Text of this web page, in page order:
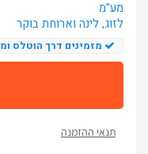
מע"מ
לזוג, לינה וארוחת בוקר
מזמינים דרך הוטלס
תנאי ההזמנה